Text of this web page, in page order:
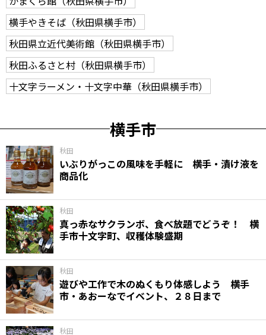
横手やきそば（秋田県横手市）
秋田県立近代美術館（秋田県横手市）
秋田ふるさと村（秋田県横手市）
十文字ラーメン・十文字中華（秋田県横手市）
横手市
秋田
いぶりがっこの風味を手軽に 横手・漬け液を
商品化
秋田
真っ赤なサクランボ、食べ放題でどうぞ！ 横
手市十文字町、収穫体験盛期
秋田
遊びや工作で木のぬくもり体感しよう 横手
市・あおーなでイベント、２８日まで
秋田